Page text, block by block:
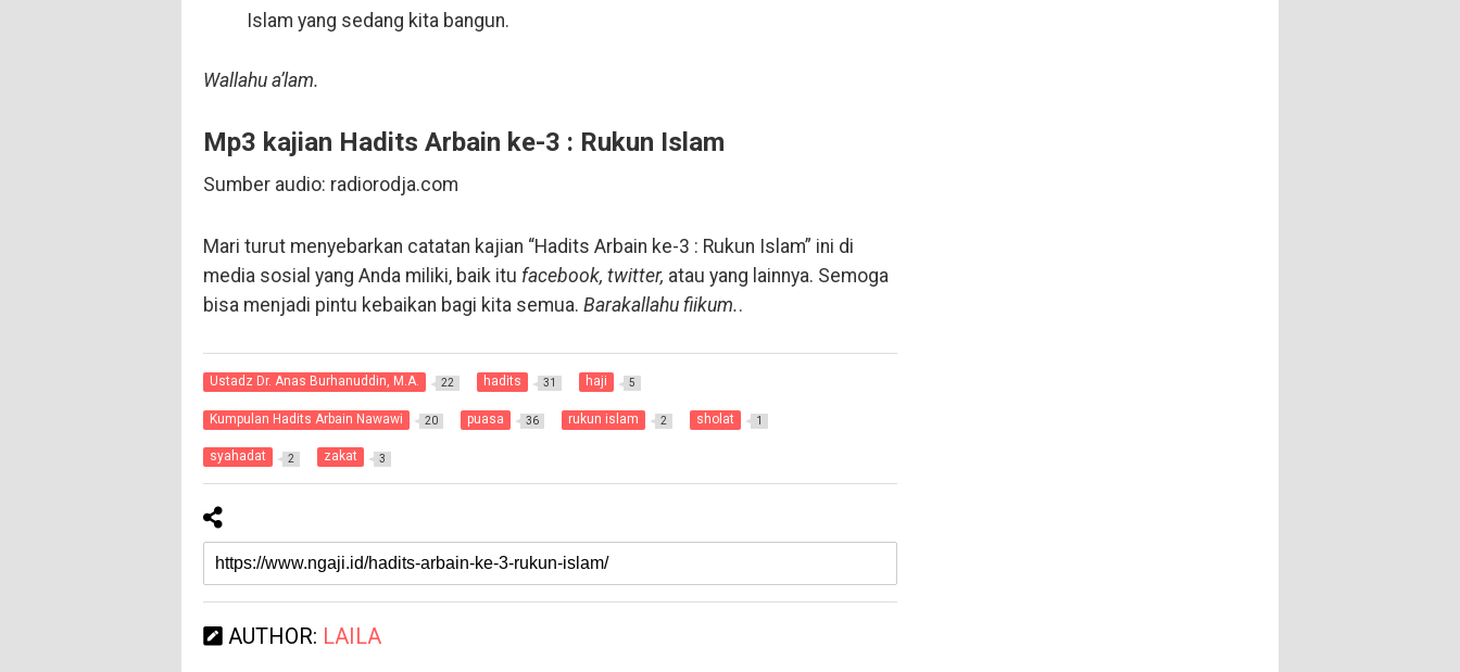
Islam yang sedang kita bangun.
Wallahu a’lam.
Mp3 kajian Hadits Arbain ke-3 : Rukun Islam
Sumber audio: radiorodja.com
Mari turut menyebarkan catatan kajian “Hadits Arbain ke-3 : Rukun Islam” ini di
media sosial yang Anda miliki, baik itu facebook, twitter, atau yang lainnya. Semoga
bisa menjadi pintu kebaikan bagi kita semua. Barakallahu fiikum..
Ustadz Dr. Anas Burhanuddin, M.A. 22 hadits 31 haji 5
Kumpulan Hadits Arbain Nawawi 20 puasa 36 rukun islam 2 sholat 1
syahadat 2 zakat 3
AUTHOR: LAILA